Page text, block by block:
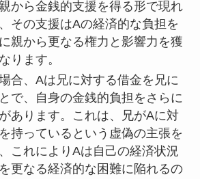
から金銭的支援を得る形で現れ
その支援はAの経済的な負担を
親から更なる権力と影響力を獲
ります。
合、Aは兄に対する借金を兄に
で、自身の金銭的負担をさらに
あります。これは、兄がAに対
持っているという虚偽の主張を
これによりAは自己の経済状況
更なる経済的な困難に陥れるの